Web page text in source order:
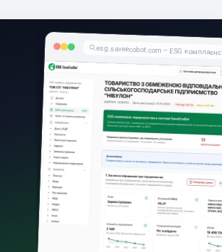
esg.saveecobot.com – ESG комплаєнс